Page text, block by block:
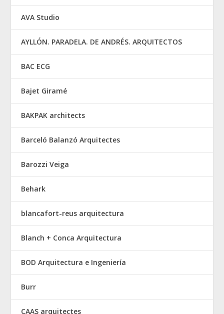
AVA Studio
AYLLÓN. PARADELA. DE ANDRÉS. ARQUITECTOS
BAC ECG
Bajet Giramé
BAKPAK architects
Barceló Balanzó Arquitectes
Barozzi Veiga
Behark
blancafort-reus arquitectura
Blanch + Conca Arquitectura
BOD Arquitectura e Ingeniería
Burr
CAAS arquitectes